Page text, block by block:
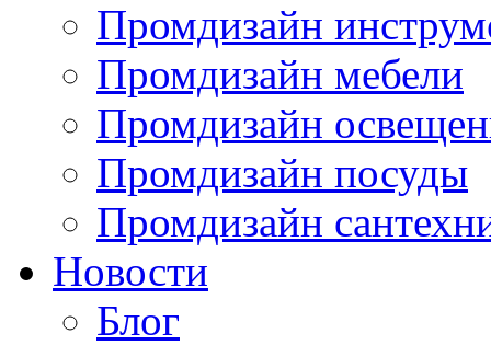
Промдизайн
Промдизайн мебели
Промдизайн
Промдизайн посуды
Промдизайн
Новости
Блог